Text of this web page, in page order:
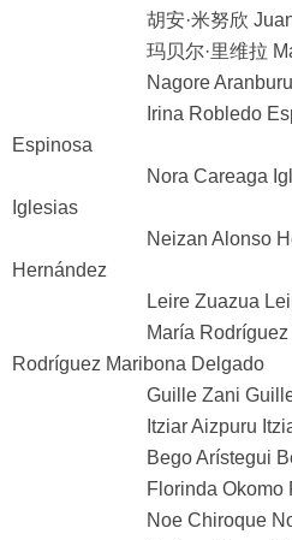
胡安·米努欣 Juan
玛贝尔·里维拉
Nagore Aranburu
Irina Robledo
Espinosa
Nora Careaga
Iglesias
Neizan Alonso
Hernández
Leire Zuazua Leire
María Rodríguez
Rodríguez Maribona Delgado
Guille Zani Guille
Itziar Aizpuru Itziar
Bego Arístegui Bego
Florinda Okomo
Noe Chiroque Noe